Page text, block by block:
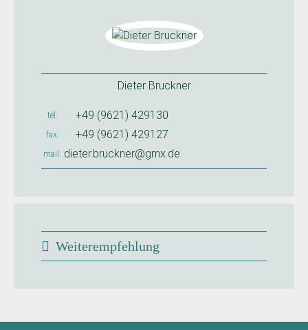
Dieter Bruckner
tel +49 (9621) 429130
fax +49 (9621) 429127
mail dieter.bruckner@gmx.de
Weiterempfehlung